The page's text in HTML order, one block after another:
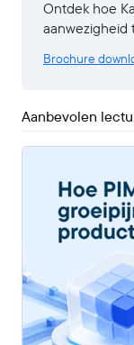
Ontdek hoe
Brochure
Aanbevolen